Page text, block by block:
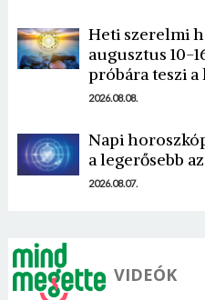
Heti szerelmi
augusztus 10-
próbára teszi
2026.08.08.
Napi
a legerősebb
2026.08.07.
VIDEÓK
Borsonline
E-mail cím vagy
Jelszó